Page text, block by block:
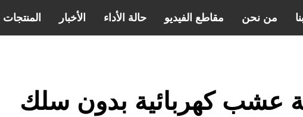
المنتجات الأخبار حالة الأداء مقاطع الفيديو من نحن
عشب كهربائية بدون سلك